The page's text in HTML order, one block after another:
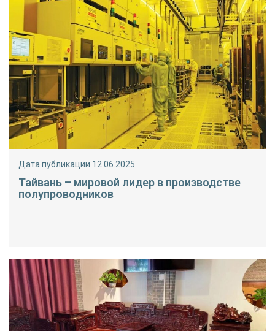
Дата публикации 12.06.2025
Тайвань – мировой лидер в производстве
полупроводников